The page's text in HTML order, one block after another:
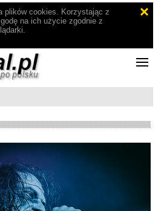
plików cookies. Korzystając z
na ich użycie zgodnie z